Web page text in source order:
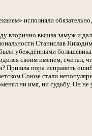
исполняли
вторично вышла замуж и
Станислав
убеждёнными
своим именем, считал,
Пришла пора исправить
Союзе стали
ни имя, ни судьбу. Он не